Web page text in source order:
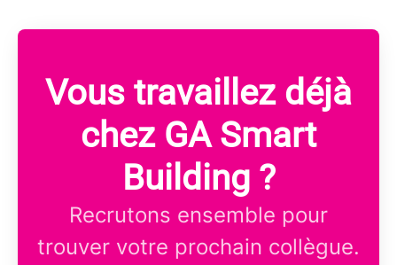
Vous travaillez déjà
chez GA Smart
Building ?
Recrutons ensemble pour
trouver votre prochain collègue.